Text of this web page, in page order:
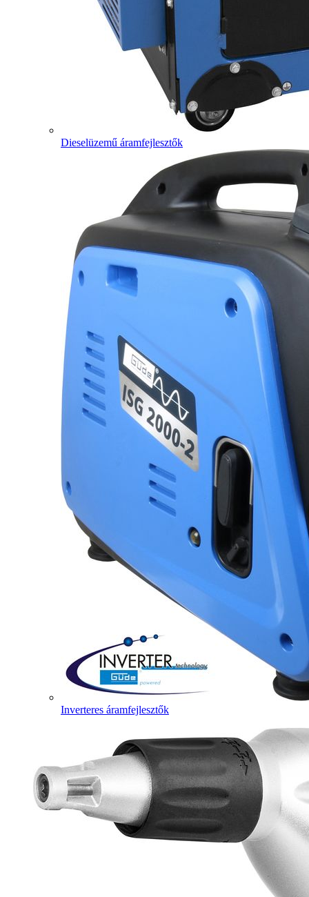
Dieselüzemű áramfejlesztők
Inverteres áramfejlesztők